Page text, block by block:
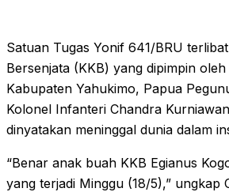
Satuan Tugas Yonif 641/BRU
Bersenjata (KKB) yang dipimpin
Kabupaten Yahukimo, Papua
Kolonel Infanteri Chandra
dinyatakan meninggal dunia dalam
“Benar anak buah KKB Egianus
yang terjadi Minggu (18/5),” ungkap